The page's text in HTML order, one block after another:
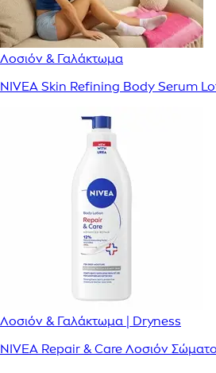
Λοσιόν & Γαλάκτωμα
NIVEA Skin Refining Body Serum
Λοσιόν & Γαλάκτωμα | Dryness
NIVEA Repair & Care Λοσιόν